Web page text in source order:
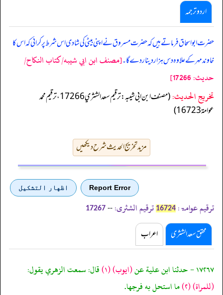
اردو ترجمہ
حضرت ابو اسحاق فرماتے ہیں کہ حضرت مسروق نے اپنی بیٹی کی شادی اس شرط پر کرائی کہ اس کا
خاوند مہر کے علاوہ دس ہزاردینار دے گا۔[مصنف ابن ابي شيبه/كتاب النكاح/
حدیث: 17266]
تخریج الحدیث:
(مصنف ابن ابي شيبه: ترقيم سعد الشثري 17266، ترقيم محمد
عوامة 16723)
مزید تخریج الحدیث شرح دیکھیں
Report Error اظهار التشكيل
ترقیم عوامۃ: 16724 ترقیم الشثری: --
17267
محقق سعد الشثری اعراب
١٧٢٦٧ - حدثنا ابن علية عن (ايوب)(١) قال: سمعت الزهري يقول:
(للمراة)(٢) ما استحل به فرجها.